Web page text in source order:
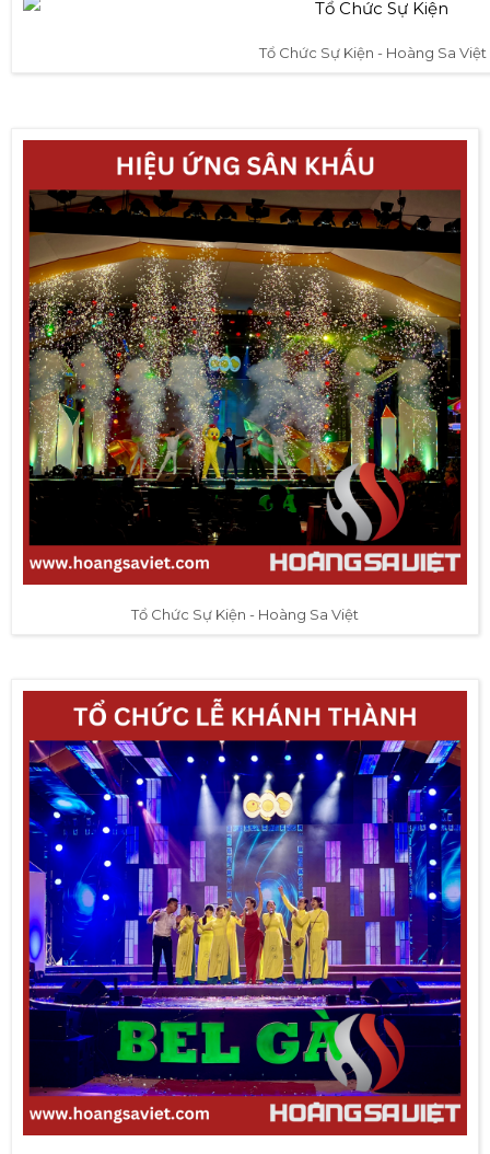
Tổ Chức Sự Kiện - Hoàng Sa Việt
Tổ Chức Sự Kiện - Hoàng Sa Việt